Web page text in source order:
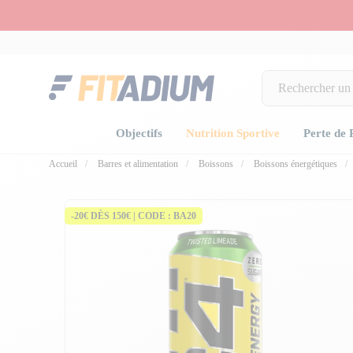
Objectifs Nutrition Sportive Perte de
Accueil Barres et alimentation Boissons Boissons énergétiques
-20€ DÈS 150€ | CODE : BA20